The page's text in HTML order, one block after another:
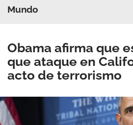
Mundo
Obama afirma que
que ataque en
acto de terrorismo